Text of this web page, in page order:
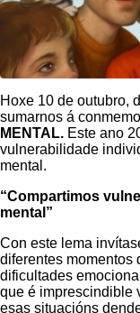
Hoxe 10 de outubro,
sumarnos á
MENTAL. Este ano
vulnerabilidade
mental.
“Compartimos
mental”
Con este lema
diferentes momentos
dificultades
que é imprescindible
esas situacións